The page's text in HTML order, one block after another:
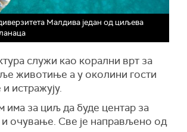
Малдива један од циљева
служи као корални врт за
животиње а у околини гости
истражују.
има за циљ да буде центар за
очување. Све је направљено од